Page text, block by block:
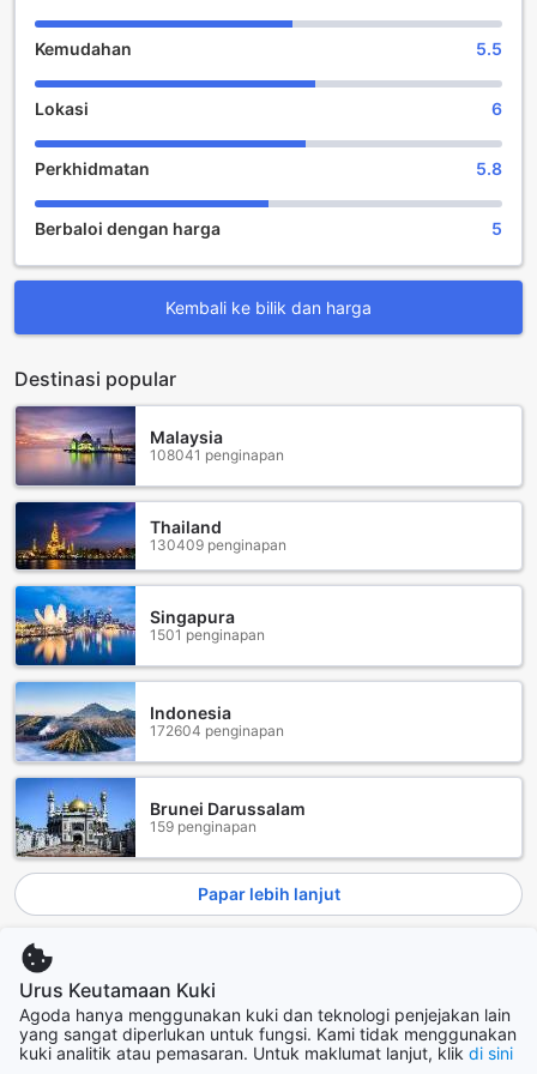
Kemudahan 5.5
Lokasi 6
Perkhidmatan 5.8
Berbaloi dengan harga 5
Kembali ke bilik dan harga
Destinasi popular
Malaysia
108041 penginapan
Thailand
130409 penginapan
Singapura
1501 penginapan
Indonesia
172604 penginapan
Brunei Darussalam
159 penginapan
Papar lebih lanjut
Bandar sohor kini
Okinawa Main island
Urus Keutamaan Kuki
Agoda hanya menggunakan kuki dan teknologi penjejakan lain
yang sangat diperlukan untuk fungsi. Kami tidak menggunakan
kuki analitik atau pemasaran. Untuk maklumat lanjut, klik di sini